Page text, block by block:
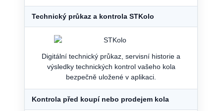
Technický průkaz a kontrola STKolo
Digitální technický průkaz, servisní historie a
výsledky technických kontrol vašeho kola
bezpečně uložené v aplikaci.
Kontrola před koupí nebo prodejem kola